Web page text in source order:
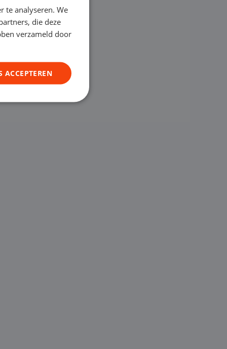
te analyseren. We
die deze
verzameld door
ACCEPTEREN